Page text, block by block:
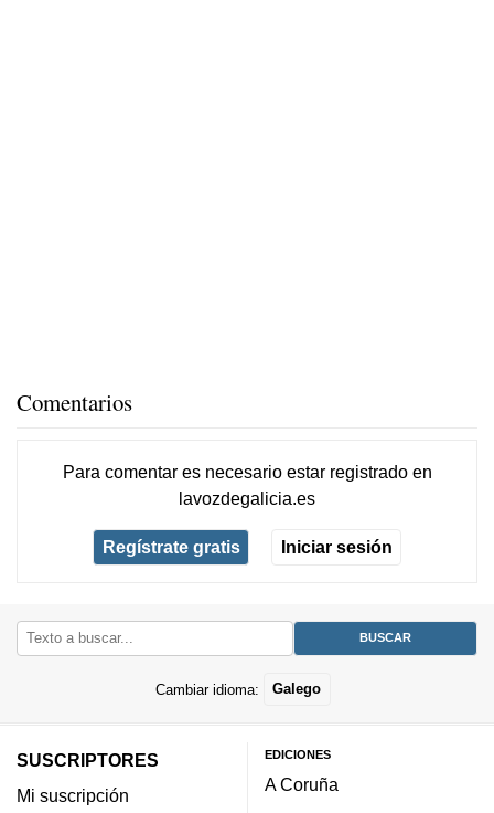
Comentarios
Para comentar es necesario estar registradoen
lavozdegalicia.es
Regístrate gratis Iniciar sesión
Cambiar idioma: Galego
SUSCRIPTORES
Mi suscripción
EDICIONES
A Coruña